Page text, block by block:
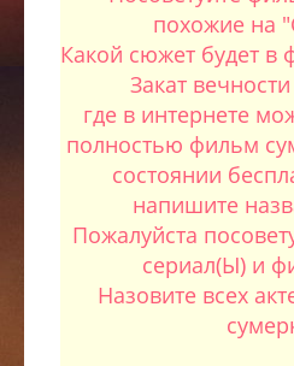
похожие на
Какой сюжет будет в
Закат вечности
где в интернете
полностью фильм
состоянии
напишите
Пожалуйста
сериал(Ы) и
Назовите всех